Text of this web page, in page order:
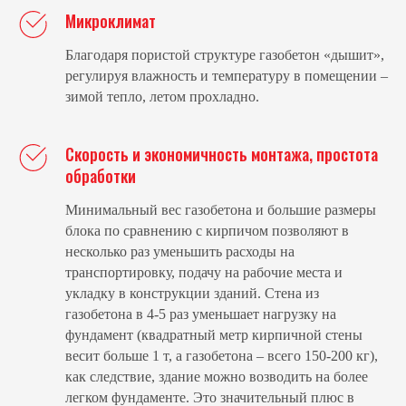
Микроклимат
Благодаря пористой структуре газобетон «дышит»,
регулируя влажность и температуру в помещении –
зимой тепло, летом прохладно.
Скорость и экономичность монтажа, простота
обработки
Минимальный вес газобетона и большие размеры
блока по сравнению с кирпичом позволяют в
несколько раз уменьшить расходы на
транспортировку, подачу на рабочие места и
укладку в конструкции зданий. Стена из
газобетона в 4-5 раз уменьшает нагрузку на
фундамент (квадратный метр кирпичной стены
весит больше 1 т, а газобетона – всего 150-200 кг),
как следствие, здание можно возводить на более
легком фундаменте. Это значительный плюс в